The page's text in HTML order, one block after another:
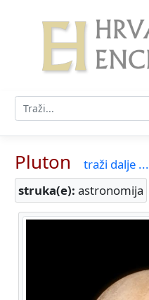
Pluton
traži dalje ...
struka(e): astronomija